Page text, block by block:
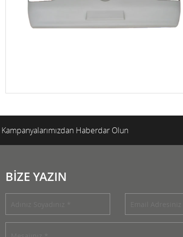
Kampanyalarımızdan Haberdar Olun
BİZE YAZIN